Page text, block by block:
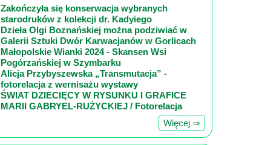
Zakończyła się konserwacja wybranych
starodruków z kolekcji dr. Kadyiego
Dzieła Olgi Boznańskiej można podziwiać w
Galerii Sztuki Dwór Karwacjanów w Gorlicach
Małopolskie Wianki 2024 - Skansen Wsi
Pogórzańskiej w Szymbarku
Alicja Przybyszewska „Transmutacja” -
fotorelacja z wernisażu wystawy
ŚWIAT DZIECIĘCY W RYSUNKU I GRAFICE
MARII GABRYEL-RUŻYCKIEJ / Fotorelacja
Więcej ⇒